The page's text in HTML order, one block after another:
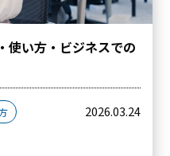
使い方・ビジネスでの
2026.03.24